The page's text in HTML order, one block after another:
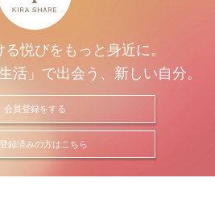
悦びをもっと身近に。
活」で出会う、新しい自分。
会員登録をする
録済みの方はこちら